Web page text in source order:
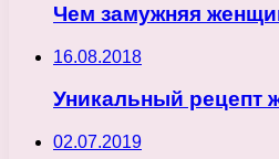
Чем замужняя
16.08.2018
Уникальный рецепт
02.07.2019